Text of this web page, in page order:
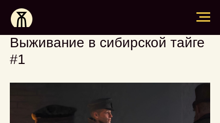
Выживание в сибирской тайге
#1